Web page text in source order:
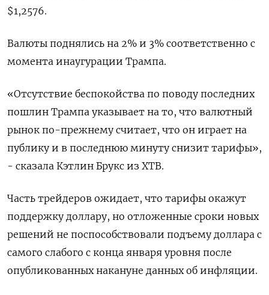
$1,2576.
Валюты поднялись на 2% и 3% соответственно с
момента инаугурации Трампа.
«Отсутствие беспокойства по поводу последних
пошлин Трампа указывает на то, что валютный
рынок по-прежнему считает, что он играет на
публику и в последнюю минуту снизит тарифы»,
- сказала Кэтлин Брукс из XTB.
Часть трейдеров ожидает, что тарифы окажут
поддержку доллару, но отложенные сроки новых
решений не поспособствовали подъему доллара с
самого слабого с конца января уровня после
опубликованных накануне данных об инфляции.